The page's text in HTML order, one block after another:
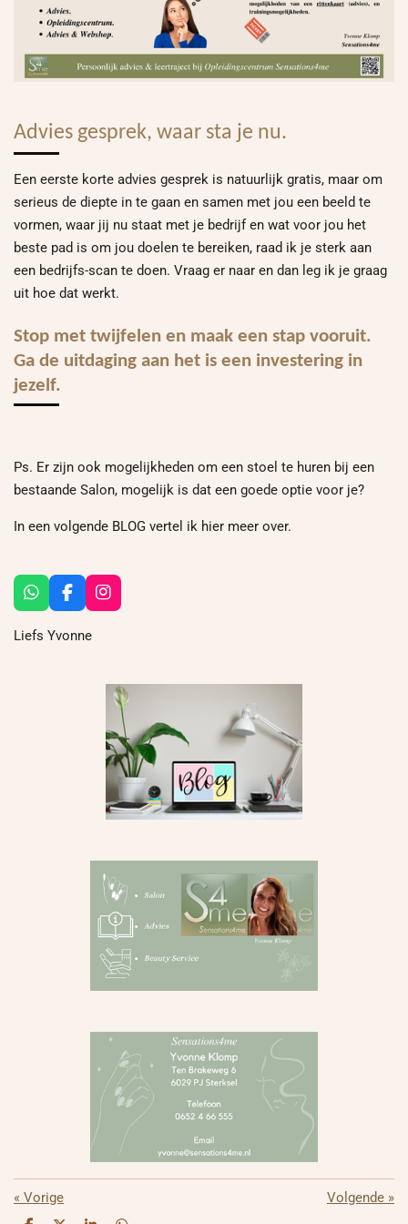
Advies gesprek, waar sta je nu.
Een eerste korte advies gesprek is natuurlijk gratis, maar om
serieus de diepte in te gaan en samen met jou een beeld te
vormen, waar jij nu staat met je bedrijf en wat voor jou het
beste pad is om jou doelen te bereiken, raad ik je sterk aan
een bedrijfs-scan te doen. Vraag er naar en dan leg ik je graag
uit hoe dat werkt.
Stop met twijfelen en maak een stap vooruit.
Ga de uitdaging aan het is een investering in
jezelf.
Ps. Er zijn ook mogelijkheden om een stoel te huren bij een
bestaande Salon, mogelijk is dat een goede optie voor je?
In een volgende BLOG vertel ik hier meer over.
W
h
a
F
a
c
I
n
g
m
Liefs Yvonne
« Vorige Volgende »